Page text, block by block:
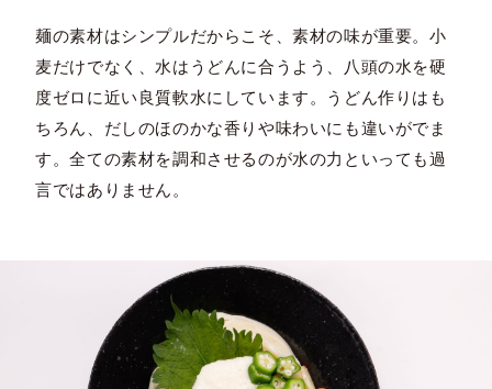
麺の素材はシンプルだからこそ、素材の味が重要。小
麦だけでなく、水はうどんに合うよう、八頭の水を硬
度ゼロに近い良質軟水にしています。うどん作りはも
ちろん、だしのほのかな香りや味わいにも違いがでま
す。全ての素材を調和させるのが水の力といっても過
言ではありません。